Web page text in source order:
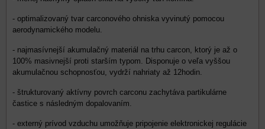
- optimalizovaný tvar carconového ohniska vyvinutý pomocou
aerodynamického modelu.
- najmasívnejší akumulačný materiál na trhu carcon, ktorý je až o
100% masivnejší proti starším typom. Disponuje o veľa vyššou
akumulačnou schopnosťou, vydrží nahriaty až 12hodin.
- štrukturovaný aktívny povrch carconu zachytáva partikulárne
častice s následným dopalovaním.
- externý prívod vzduchu umožňuje pripojenie elektronickej regulácie